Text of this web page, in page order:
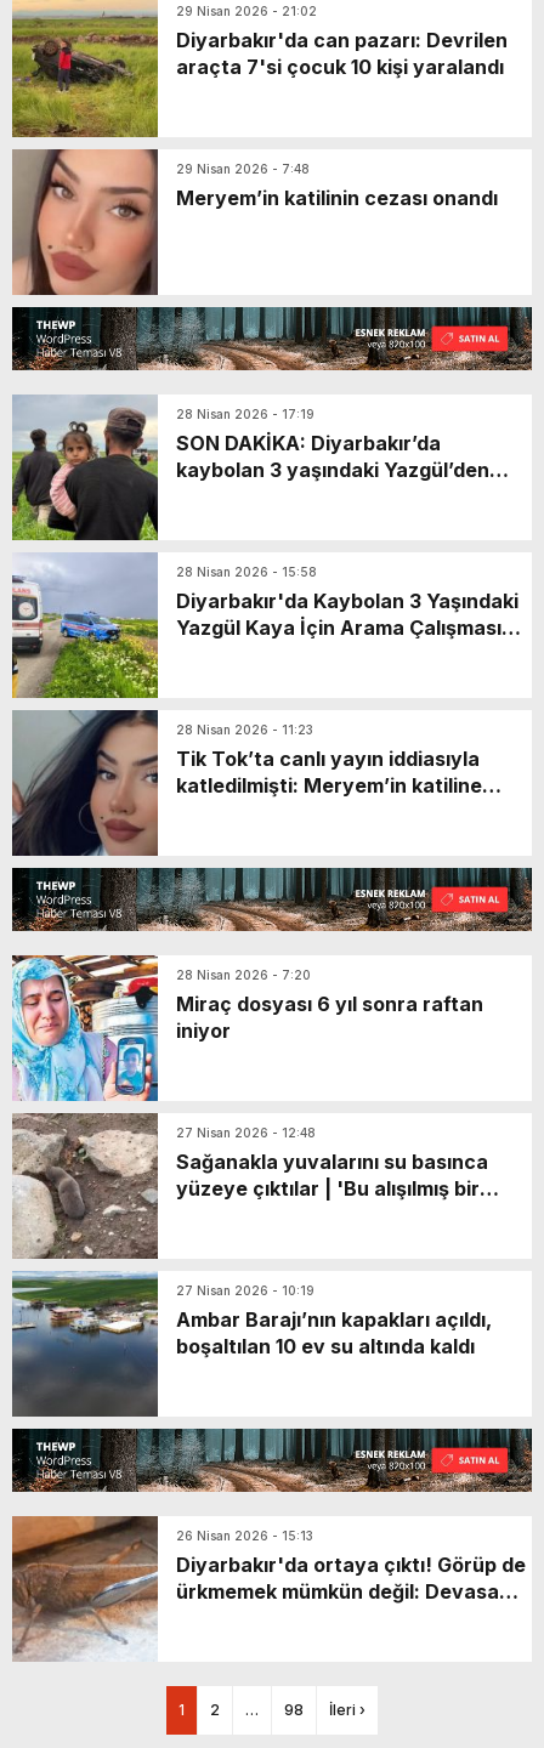
29 Nisan 2026 - 21:02
Diyarbakır'da can pazarı: Devrilen
araçta 7'si çocuk 10 kişi yaralandı
29 Nisan 2026 - 7:48
Meryem’in katilinin cezası onandı
28 Nisan 2026 - 17:19
SON DAKİKA: Diyarbakır’da
kaybolan 3 yaşındaki Yazgül’den
28 Nisan 2026 - 15:58
Diyarbakır'da Kaybolan 3 Yaşındaki
Yazgül Kaya İçin Arama Çalışması
28 Nisan 2026 - 11:23
Tik Tok’ta canlı yayın iddiasıyla
katledilmişti: Meryem’in katiline
28 Nisan 2026 - 7:20
Miraç dosyası 6 yıl sonra raftan
iniyor
27 Nisan 2026 - 12:48
Sağanakla yuvalarını su basınca
yüzeye çıktılar | 'Bu alışılmış bir
27 Nisan 2026 - 10:19
Ambar Barajı’nın kapakları açıldı,
boşaltılan 10 ev su altında kaldı
26 Nisan 2026 - 15:13
Diyarbakır'da ortaya çıktı! Görüp de
ürkmemek mümkün değil: Devasa
1 2 … 98 İleri ›